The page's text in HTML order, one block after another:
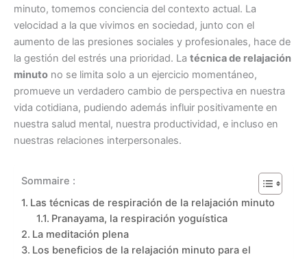
minuto, tomemos conciencia del contexto actual. La
velocidad a la que vivimos en sociedad, junto con el
aumento de las presiones sociales y profesionales, hace de
la gestión del estrés una prioridad. La técnica de relajación
minuto no se limita solo a un ejercicio momentáneo,
promueve un verdadero cambio de perspectiva en nuestra
vida cotidiana, pudiendo además influir positivamente en
nuestra salud mental, nuestra productividad, e incluso en
nuestras relaciones interpersonales.
Sommaire :
Las técnicas de respiración de la relajación minuto
Pranayama, la respiración yoguística
La meditación plena
Los beneficios de la relajación minuto para el